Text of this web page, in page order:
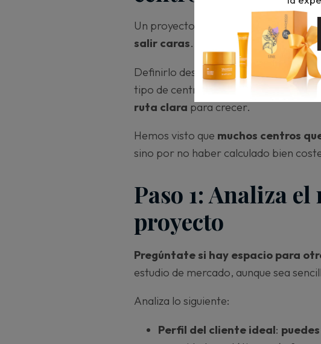
Un proyecto de estética bien
salir caras.
Definirlo desde el inicio te permite
tipo de centro que quieres crear,
ruta clara para crecer.
Hemos visto que muchos centros
sino por no haber calculado bien
Paso 1: Analiza
proyecto
Pregúntate si hay espacio para
estudio de mercado, aunque sea
Analiza lo siguiente:
Perfil del cliente ideal: